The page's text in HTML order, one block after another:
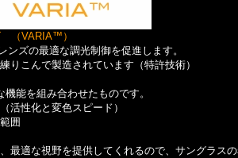
（VARIA™）
ズの最適な調光制御を促進します。
りこんで製造されています（特許技術）
機能を組み合わせたものです。
活性化と変色スピード）
囲
最適な視野を提供してくれるので、サングラスの